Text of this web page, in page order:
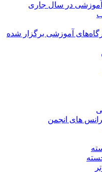
آموزشی در سال جاری
آموزشی برگزار شده
های انجمن